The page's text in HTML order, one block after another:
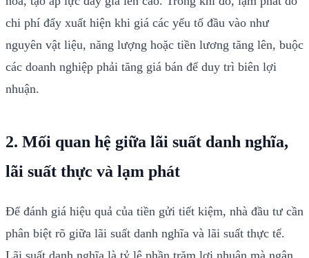
chi phí đẩy xuất hiện khi giá các yếu tố đầu vào như
nguyên vật liệu, năng lượng hoặc tiền lương tăng lên, buộc
các doanh nghiệp phải tăng giá bán để duy trì biên lợi
nhuận.
2. Mối quan hệ giữa lãi suất danh nghĩa,
lãi suất thực và lạm phát
Để đánh giá hiệu quả của tiền gửi tiết kiệm, nhà đầu tư cần
phân biệt rõ giữa lãi suất danh nghĩa và lãi suất thực tế.